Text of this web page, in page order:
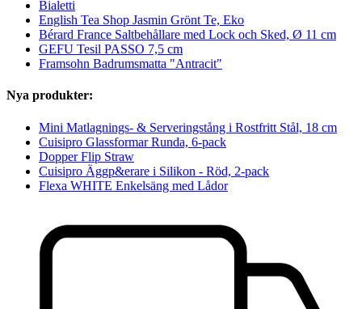
Bialetti
English Tea Shop Jasmin Grönt Te, Eko
Bérard France Saltbehållare med Lock och Sked, Ø 11 cm
GEFU Tesil PASSO 7,5 cm
Framsohn Badrumsmatta "Antracit"
Nya produkter:
Mini Matlagnings- & Serveringstång i Rostfritt Stål, 18 cm
Cuisipro Glassformar Runda, 6-pack
Dopper Flip Straw
Cuisipro Äggp&erare i Silikon - Röd, 2-pack
Flexa WHITE Enkelsäng med Lådor